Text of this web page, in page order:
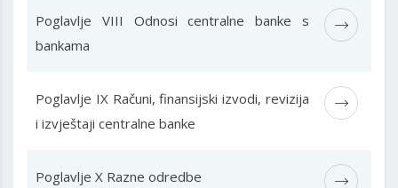
Poglavlje VIII Odnosi centralne banke s
bankama
Poglavlje IX Računi, finansijski izvodi, revizija
i izvještaji centralne banke
Poglavlje X Razne odredbe